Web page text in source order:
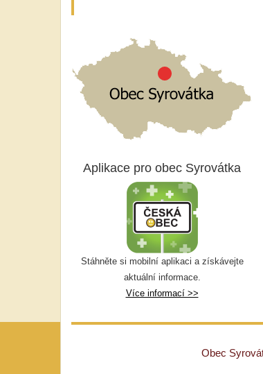
Aplikace pro obec Syrovátka
Stáhněte si mobilní aplikaci a získávejte
aktuální informace.
Více informací >>
Obec